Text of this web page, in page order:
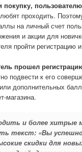
проходить.
на личный счет
и акции для
пройти регистрацию и
прошел
подвести к его
дополнительных
магазина.
и более хитрые
текст: «Вы
скидки для